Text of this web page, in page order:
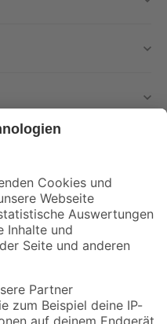
Aktionen mehr verpassen!